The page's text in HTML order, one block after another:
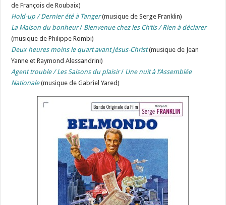
de François de Roubaix)
Hold-up / Dernier été à Tanger(musique de Serge Franklin)
La Maison du bonheur/ Bienvenue chez les Ch’tis / Rien à déclarer
(musique de Philippe Rombi)
Deux heures moins le quart avant Jésus-Christ(musique de Jean
Yanne et Raymond Alessandrini)
Agent trouble / Les Saisons du plaisir/ Une nuit à l’Assemblée
Nationale(musique de Gabriel Yared)